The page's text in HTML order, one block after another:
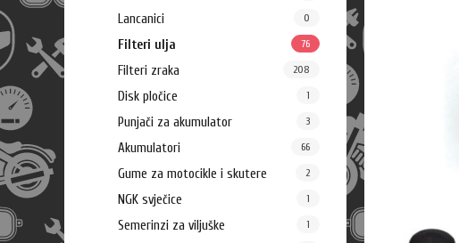
Lancanici 0
Filteri ulja 76
Filteri zraka 208
Disk pločice 1
Punjači za akumulator 3
Akumulatori 66
Gume za motocikle i skutere 2
NGK svječice 1
Semerinzi za viljuške 1